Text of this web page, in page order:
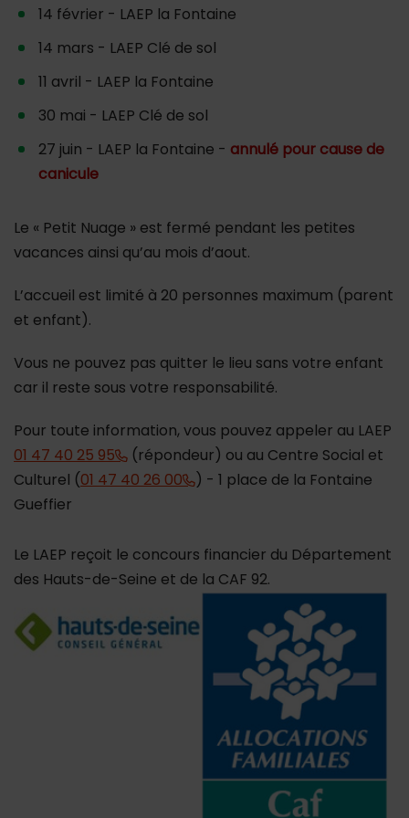
14 février - LAEP la Fontaine
14 mars - LAEP Clé de sol
11 avril - LAEP la Fontaine
30 mai - LAEP Clé de sol
27 juin - LAEP la Fontaine - annulé pour cause de
canicule
Le « Petit Nuage » est fermé pendant les petites
vacances ainsi qu’au mois d’aout.
L’accueil est limité à 20 personnes maximum (parent
et enfant).
Vous ne pouvez pas quitter le lieu sans votre enfant
car il reste sous votre responsabilité.
Pour toute information, vous pouvez appeler au LAEP
01 47 40 25 95
(répondeur) ou au Centre Social et
Culturel (01 47 40 26 00
) - 1 place de la Fontaine
Gueffier
Le LAEP reçoit le concours financier du Département
des Hauts-de-Seine et de la CAF 92.